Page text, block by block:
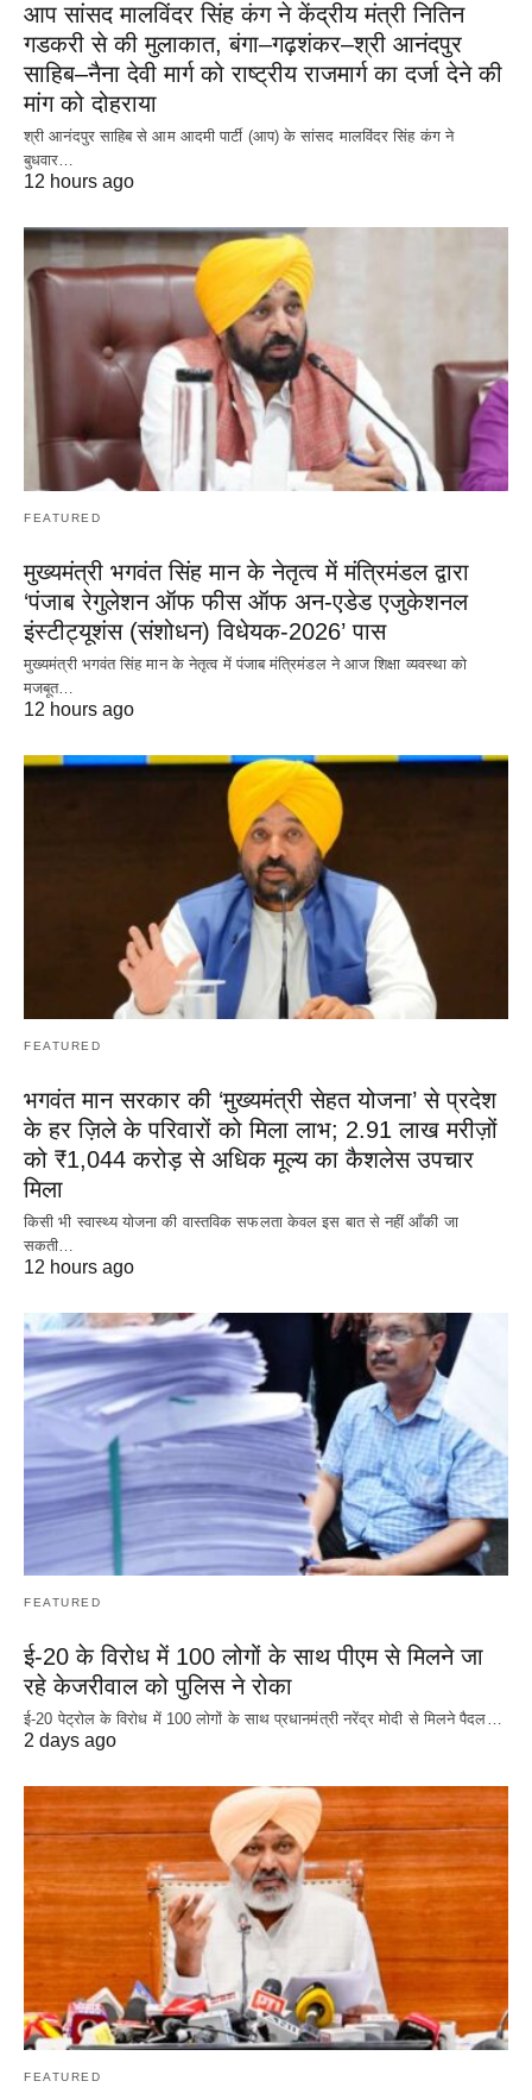
आप सांसद मालविंदर सिंह कंग ने केंद्रीय मंत्री नितिन
गडकरी से की मुलाकात, बंगा–गढ़शंकर–श्री आनंदपुर
साहिब–नैना देवी मार्ग को राष्ट्रीय राजमार्ग का दर्जा देने की
मांग को दोहराया
श्री आनंदपुर साहिब से आम आदमी पार्टी (आप) के सांसद मालविंदर सिंह कंग ने
बुधवार…
12 hours ago
FEATURED
मुख्यमंत्री भगवंत सिंह मान के नेतृत्व में मंत्रिमंडल द्वारा
‘पंजाब रेगुलेशन ऑफ फीस ऑफ अन-एडेड एजुकेशनल
इंस्टीट्यूशंस (संशोधन) विधेयक-2026’ पास
मुख्यमंत्री भगवंत सिंह मान के नेतृत्व में पंजाब मंत्रिमंडल ने आज शिक्षा व्यवस्था को
मजबूत…
12 hours ago
FEATURED
भगवंत मान सरकार की ‘मुख्यमंत्री सेहत योजना’ से प्रदेश
के हर ज़िले के परिवारों को मिला लाभ; 2.91 लाख मरीज़ों
को ₹1,044 करोड़ से अधिक मूल्य का कैशलेस उपचार
मिला
किसी भी स्वास्थ्य योजना की वास्तविक सफलता केवल इस बात से नहीं आँकी जा
सकती…
12 hours ago
FEATURED
ई-20 के विरोध में 100 लोगों के साथ पीएम से मिलने जा
रहे केजरीवाल को पुलिस ने रोका
ई-20 पेट्रोल के विरोध में 100 लोगों के साथ प्रधानमंत्री नरेंद्र मोदी से मिलने पैदल…
2 days ago
FEATURED